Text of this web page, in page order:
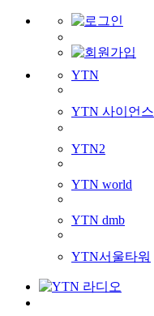
YTN
YTN 사이언스
YTN2
YTN world
YTN dmb
YTN서울타워